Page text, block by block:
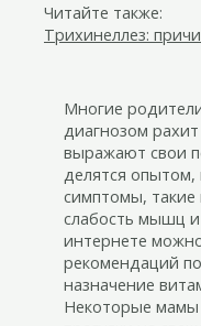
Читайте также:
Трихинеллез:
Многие
диагнозом рахит
выражают свои
делятся опытом,
симптомы, такие
слабость мышц и
интернете
рекомендаций
назначение
Некоторые мамы